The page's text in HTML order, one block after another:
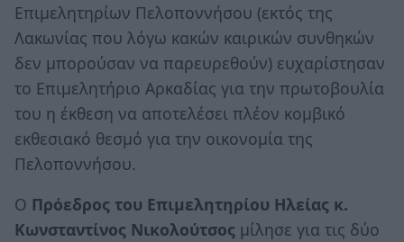
Επιμελητηρίων Πελοποννήσου (εκτός της
Λακωνίας που λόγω κακών καιρικών συνθηκών
δεν μπορούσαν να παρευρεθούν) ευχαρίστησαν
το Επιμελητήριο Αρκαδίας για την πρωτοβουλία
του η έκθεση να αποτελέσει πλέον κομβικό
εκθεσιακό θεσμό για την οικονομία της
Πελοποννήσου.
Ο Πρόεδρος του Επιμελητηρίου Ηλείας κ.
Κωνσταντίνος Νικολούτσος μίλησε για τις δύο